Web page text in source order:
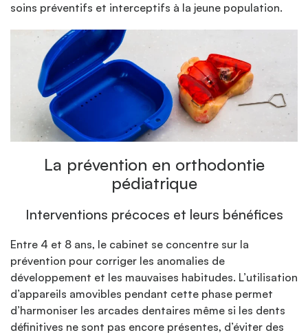
soins préventifs et interceptifs à la jeune population.
La prévention en orthodontie
pédiatrique
Interventions précoces et leurs bénéfices
Entre 4 et 8 ans, le cabinet se concentre sur la
prévention pour corriger les anomalies de
développement et les mauvaises habitudes. L’utilisation
d’appareils amovibles pendant cette phase permet
d’harmoniser les arcades dentaires même si les dents
définitives ne sont pas encore présentes, d’éviter des